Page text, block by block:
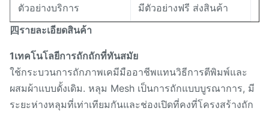
ตัวอย่างบริการ
มีตัวอย่างฟรี ส่งสินค้า
四รายละเอียดสินค้า
1เทคโนโลยีการถักถักที่ทันสมัย
ใช้กระบวนการถักภาพเคมีมืออาชีพแทนวิธีการตีพิมพ์และ
ผสมผ้าแบบดั้งเดิม. หลุม Mesh เป็นการถักแบบบูรณาการ, มี
ระยะห่างหลุมที่เท่าเทียมกันและช่องเปิดที่คงที่โครงสร้างถัก